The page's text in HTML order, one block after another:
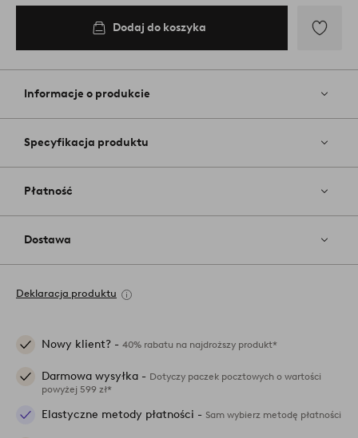
Dodaj do koszyka
do
Informacje o produkcie
Specyfikacja produktu
Płatność
Dostawa
Deklaracja produktu
Nowy klient? - 40% rabatu na najdroższy produkt*
Darmowa wysyłka - Dotyczy paczek pocztowych o wartości
powyżej 599 zł*
Elastyczne metody płatności - Sam wybierz metodę płatności